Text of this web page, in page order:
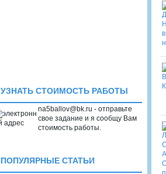
УЗНАТЬ СТОИМОСТЬ РАБОТЫ
na5ballov@bk.ru - отправьте
свое задание и я сообщу Вам
стоимость работы.
ПОПУЛЯРНЫЕ СТАТЬИ